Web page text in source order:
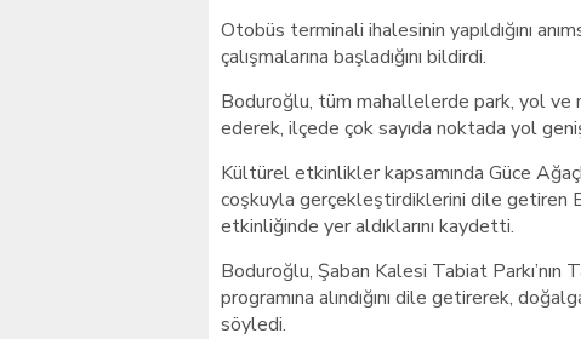
Otobüs terminali ihalesinin yapıldığını
çalışmalarına başladığını bildirdi.
Boduroğlu, tüm mahallelerde park, yol ve
ederek, ilçede çok sayıda noktada yol
Kültürel etkinlikler kapsamında Güce
coşkuyla gerçekleştirdiklerini dile getiren
etkinliğinde yer aldıklarını kaydetti.
Boduroğlu, Şaban Kalesi Tabiat Parkı’nın
programına alındığını dile getirerek,
söyledi.